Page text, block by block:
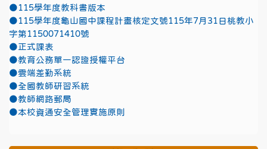
●115學年度教科書版本
●115學年度龜山國中課程計畫核定文號115年7月31日桃教小
字第1150071410號
●正式課表
●教育公務單一認證授權平台
●雲端差勤系統
●全國教師研習系統
●教師網路郵局
●本校資通安全管理實施原則